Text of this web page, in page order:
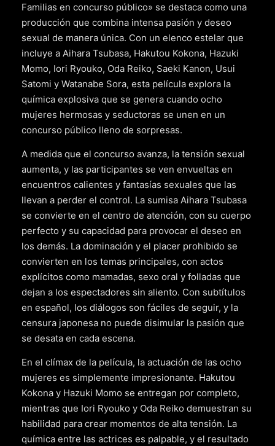
Familias en concurso público» se destaca como una
producción que combina intensa pasión y deseo
sexual de manera única. Con un elenco estelar que
incluye a Aihara Tsubasa, Hakutou Kokona, Hazuki
Momo, Iori Ryouko, Oda Reiko, Saeki Kanon, Usui
Satomi y Watanabe Sora, esta película explora la
química explosiva que se genera cuando ocho
mujeres hermosas y seductoras se unen en un
concurso público lleno de sorpresas.
A medida que el concurso avanza, la tensión sexual
aumenta, y las participantes se ven envueltas en
encuentros calientes y fantasías sexuales que las
llevan a perder el control. La sumisa Aihara Tsubasa
se convierte en el centro de atención, con su cuerpo
perfecto y su capacidad para provocar el deseo en
los demás. La dominación y el placer prohibido se
convierten en los temas principales, con actos
explícitos como mamadas, sexo oral y folladas que
dejan a los espectadores sin aliento. Con subtítulos
en español, los diálogos son fáciles de seguir, y la
censura japonesa no puede disimular la pasión que
se desata en cada escena.
En el clímax de la película, la actuación de las ocho
mujeres es simplemente impresionante. Hakutou
Kokona y Hazuki Momo se entregan por completo,
mientras que Iori Ryouko y Oda Reiko demuestran su
habilidad para crear momentos de alta tensión. La
química entre las actrices es palpable, y el resultado